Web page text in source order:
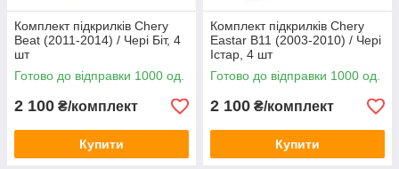
Комплект підкрилків Chery
Beat (2011-2014) / Чері Біт, 4
шт
Готово до відправки 1000 од.
2 100 ₴/комплект
Купити
Комплект підкрилків Chery
Eastar B11 (2003-2010) / Чері
Істар, 4 шт
Готово до відправки 1000 од.
2 100 ₴/комплект
Купити